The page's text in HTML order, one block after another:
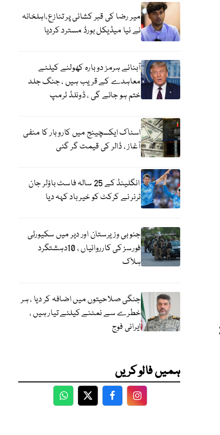
کو روکا اور 2
میر رضا کی قبر کشائی پر تنازع،اہلخانہ
نے نیا میڈیکل بورڈ مسترد کردیا
آبنائے ہرمز دوبارہ کھولنے کیلئے
معاہدے کے قریب ہیں ، جنگ جلد
ختم ہو جائے گی ، ڈونلڈ ٹرمپ
اسٹاک ایکسچینج میں کاروبار کا منفی
آغاز ، ڈالر کی قیمت گر گئی
انگلینڈ کے 25 سالہ فاسٹ باؤلر جان
ٹرنر نے کرکٹ کو خیر باد کہہ دیا
جنوبی وزیرستان اور دیر میں سکیورٹی
فورسز کی کارروائیاں ، 10دہشتگرد
ہلاک
جنگی صلاحیتوں میں اضافہ کر دیا ، ہر
خطرے سے نمٹنے کیلئے تیار ہیں ،
ایرانی فوج
ہمیں فالو کریں
WhatsApp
TwitterFacebookFacebook